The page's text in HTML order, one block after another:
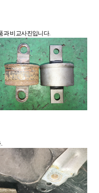
과 비교사진입니다.